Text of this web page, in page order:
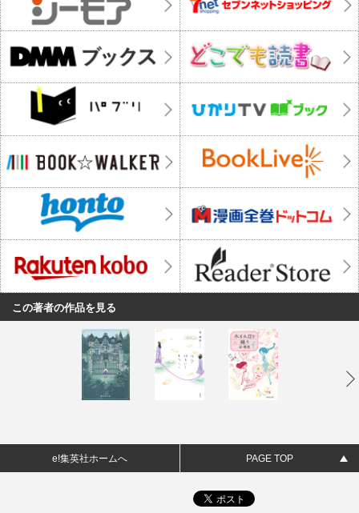
この著者の作品を見る
e!集英社ホームへ PAGE TOP